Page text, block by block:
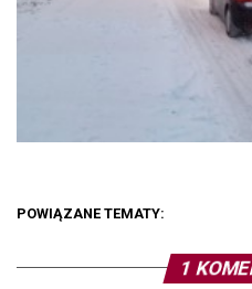
POWIĄZANE TEMATY:
1